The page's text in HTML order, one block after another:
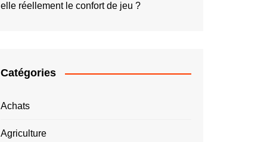
elle réellement le confort de jeu ?
Catégories
Achats
Agriculture